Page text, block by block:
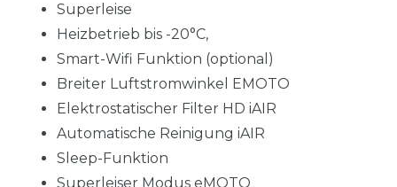
Superleise
Heizbetrieb bis -20°C,
Smart-Wifi Funktion (optional)
Breiter Luftstromwinkel EMOTO
Elektrostatischer Filter HD iAIR
Automatische Reinigung iAIR
Sleep-Funktion
Superleiser Modus eMOTO